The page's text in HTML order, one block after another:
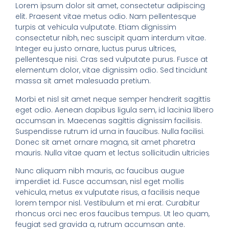
Lorem ipsum dolor sit amet, consectetur adipiscing
elit. Praesent vitae metus odio. Nam pellentesque
turpis at vehicula vulputate. Etiam dignissim
consectetur nibh, nec suscipit quam interdum vitae.
Integer eu justo ornare, luctus purus ultrices,
pellentesque nisi. Cras sed vulputate purus. Fusce at
elementum dolor, vitae dignissim odio. Sed tincidunt
massa sit amet malesuada pretium.
Morbi et nisl sit amet neque semper hendrerit sagittis
eget odio. Aenean dapibus ligula sem, id lacinia libero
accumsan in. Maecenas sagittis dignissim facilisis.
Suspendisse rutrum id urna in faucibus. Nulla facilisi.
Donec sit amet ornare magna, sit amet pharetra
mauris. Nulla vitae quam et lectus sollicitudin ultricies
Nunc aliquam nibh mauris, ac faucibus augue
imperdiet id. Fusce accumsan, nisl eget mollis
vehicula, metus ex vulputate risus, a facilisis neque
lorem tempor nisl. Vestibulum et mi erat. Curabitur
rhoncus orci nec eros faucibus tempus. Ut leo quam,
feugiat sed gravida a, rutrum accumsan ante.